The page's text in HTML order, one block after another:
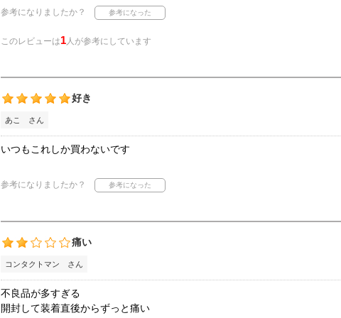
参考になりましたか？
このレビューは1人が参考にしています
好き
あこ さん
いつもこれしか買わないです
参考になりましたか？
痛い
コンタクトマン さん
不良品が多すぎる
開封して装着直後からずっと痛い